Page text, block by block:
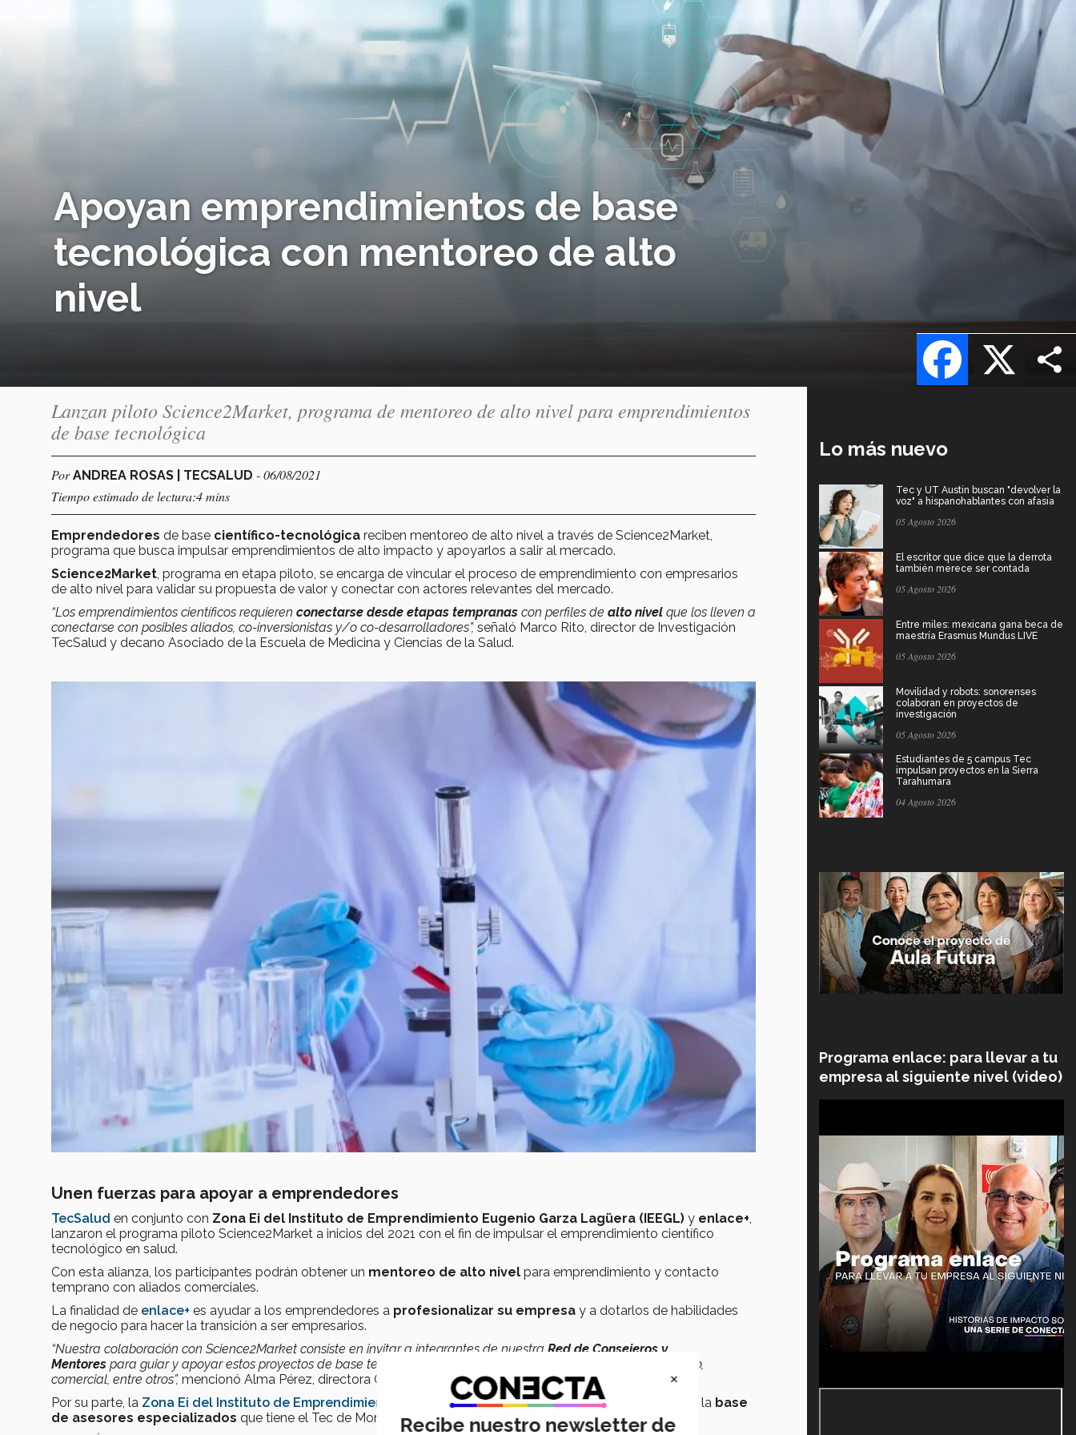
Apoyan emprendimientos de base
tecnológica con mentoreo de alto
nivel
X
Facebook
Lanzan piloto Science2Market, programa de mentoreo de alto nivel para emprendimientos
de base tecnológica
PorANDREA ROSAS | TECSALUD - 06/08/2021
Tiempo estimado de lectura:4 mins
Emprendedores de base científico-tecnológica reciben mentoreo de alto nivel a través de Science2Market,
programa que busca impulsar emprendimientos de alto impacto y apoyarlos a salir al mercado.
Science2Market , programa en etapa piloto, se encarga de vincular el proceso de emprendimiento con empresarios
de alto nivel para validar su propuesta de valor y conectar con actores relevantes del mercado.
“Los emprendimientos científicos requieren conectarse desde etapas tempranas con perfiles de alto nivel que los lleven a
conectarse con posibles aliados, co-inversionistas y/o co-desarrolladores”, señaló Marco Rito, director de Investigación
TecSalud y decano Asociado de la Escuela de Medicina y Ciencias de la Salud.
Unen fuerzas para apoyar a emprendedores
TecSalud en conjunto con Zona Ei del Instituto de Emprendimiento Eugenio Garza Lagüera (IEEGL) y enlace+,
lanzaron el programa piloto Science2Market a inicios del 2021 con el fin de impulsar el emprendimiento científico
tecnológico en salud.
Con esta alianza, los participantes podrán obtener un mentoreo de alto nivel para emprendimiento y contacto
temprano con aliados comerciales.
La finalidad de enlace+ es ayudar a los emprendedores a profesionalizar su empresa y a dotarlos de habilidades
de negocio para hacer la transición a ser empresarios.
“Nuestra colaboración con Science2Market consiste en invitar a integrantes de nuestra Red de Consejeros y
Mentores para guiar y apoyarestos proyectos de base tecnológica
salida a mercado,
comercial, entre otros”, mencionó Alma Pérez, directora General de enlace+.
Por su parte, la Zona Ei del Instituto de Emprendimiento Eugenio Garza Lagüera(IEEGL)aporta con toda la base
de asesores especializados que tiene el Tec de Monterrey en diferentes áreas, adicional al mentor.
Lo más nuevo
Tec y UT Austin buscan "devolver la
voz" a hispanohablantes con afasia
05 Agosto 2026
El escritor que dice que la derrota
también merece ser contada
05 Agosto 2026
Entre miles: mexicana gana beca de
maestría Erasmus Mundus LIVE
05 Agosto 2026
Movilidad y robots: sonorenses
colaboran en proyectos de
investigación
05 Agosto 2026
Estudiantes de 5 campus Tec
impulsan proyectos en la Sierra
Tarahumara
04 Agosto 2026
Programa enlace: para llevar a tu
empresa al siguiente nivel (video)
×
Recibe nuestro newsletter de